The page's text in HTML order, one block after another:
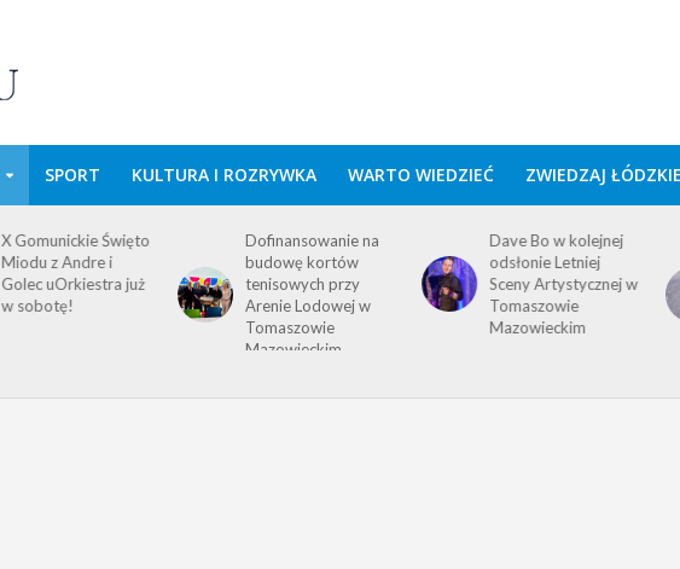
SPORT KULTURA I ROZRYWKA WARTO WIEDZIEĆ ZWIEDZAJ
X Gomunickie Święto
Miodu z Andre i
Golec uOrkiestra już
w sobotę!
Dofinansowanie na
budowę kortów
tenisowych przy
Arenie Lodowej w
Tomaszowie
Mazowieckim
Dave Bo w kolejnej
odsłonie Letniej
Sceny Artystycznej w
Tomaszowie
Mazowieckim